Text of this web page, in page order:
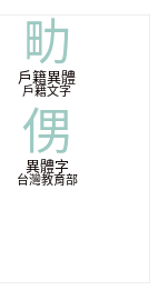
㽖
戶籍異體
戶籍文字
侽
異體字
台灣教育部